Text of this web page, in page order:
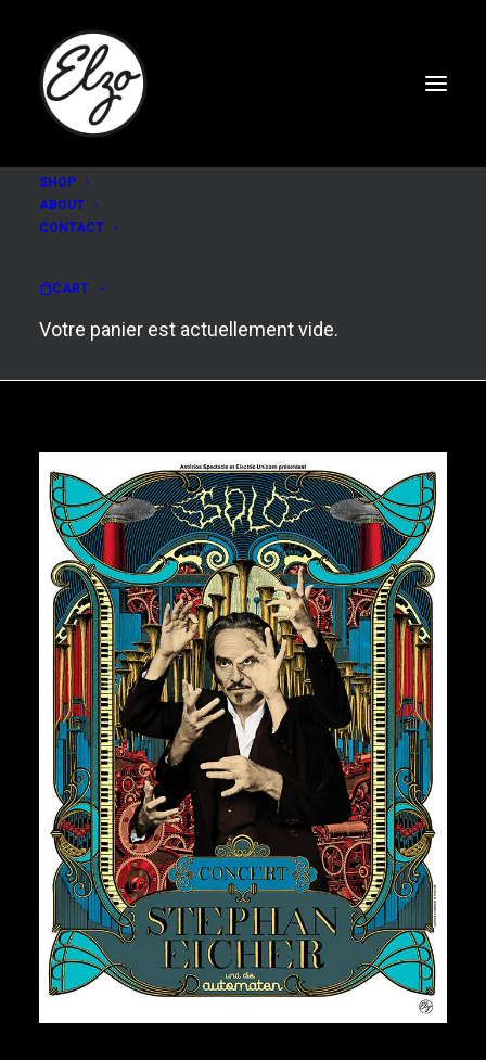
SHOP
ABOUT
CONTACT
CART
Votre panier est actuellement vide.
Stephan eicher und die
automaten